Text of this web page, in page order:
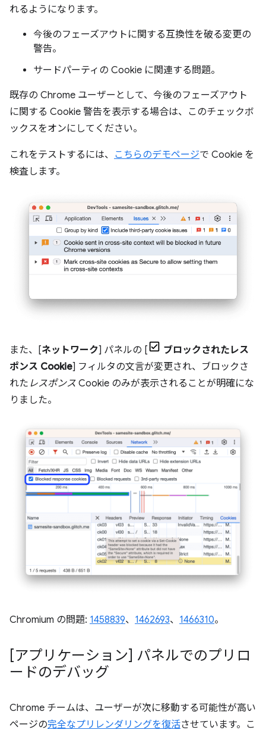
れるようになります。
今後のフェーズアウトに関する互換性を破る変更の
警告。
サードパーティの Cookie に関連する問題。
既存の Chrome ユーザーとして、今後のフェーズアウト
に関する Cookie 警告を表示する場合は、このチェックボ
ックスをオンにしてください。
これをテストするには、 こちらのデモページで Cookie を
検査します。
また、[ネットワーク] パネルの [
ブロックされたレス
ポンス Cookie] フィルタの文言が変更され、ブロックさ
れた レスポンス Cookie のみが表示されることが明確にな
りました。
Chromium の問題: 1458839、 1462693、 1466310。
[アプリケーション] パネルでのプリロ
ードのデバッグ
Chrome チームは、ユーザーが次に移動する可能性が高い
ページの完全なプリレンダリングを復活させています。こ